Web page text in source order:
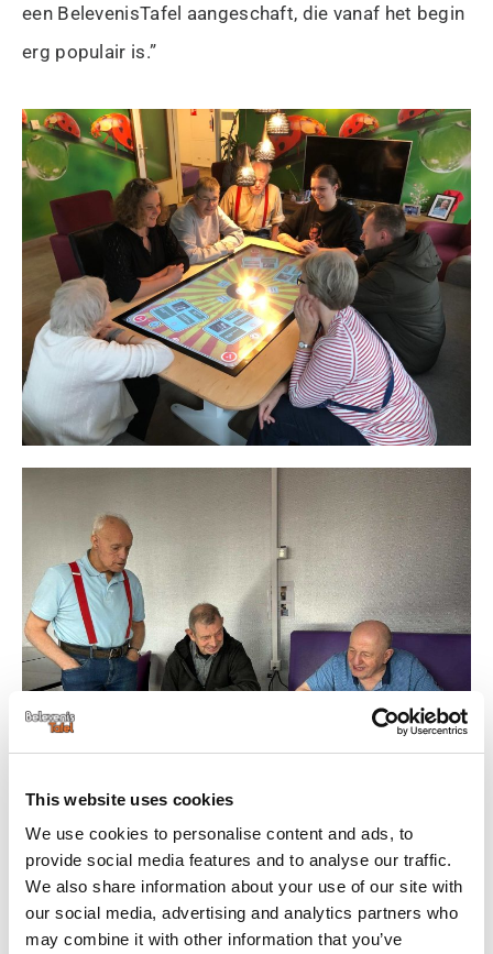
This website uses cookies
We use cookies to personalise content and ads, to
provide social media features and to analyse our traffic.
We also share information about your use of our site with
our social media, advertising and analytics partners who
may combine it with other information that you’ve
een BelevenisTafel aangeschaft, die vanaf het begin
erg populair is.”
Een potje ‘gamen’ kan heel sociaal zijn, zo blijkt als de cliënten van
Carré zich rondom de BelevenisTafel verzamelen. De heren zijn zo te
zien dol op FruitBingo!